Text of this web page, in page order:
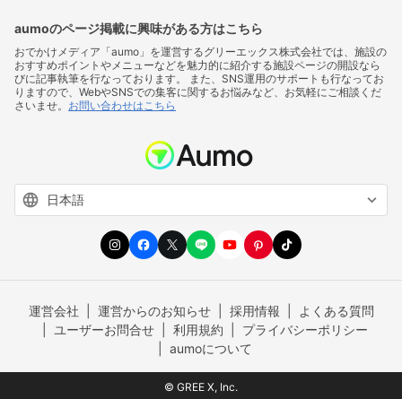
aumoのページ掲載に興味がある方はこちら
おでかけメディア「aumo」を運営するグリーエックス株式会社では、施設の
おすすめポイントやメニューなどを魅力的に紹介する施設ページの開設なら
びに記事執筆を行なっております。 また、SNS運用のサポートも行なってお
りますので、WebやSNSでの集客に関するお悩みなど、お気軽にご相談くだ
さいませ。 お問い合わせはこちら
運営会社 運営からのお知らせ 採用情報
よくある質問
ユーザーお問合せ
利用規約
プライバシーポリシー
aumoについて
© GREE X, Inc.